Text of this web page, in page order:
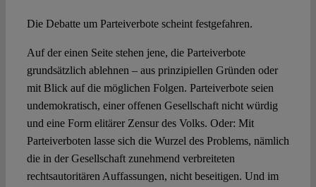
Die Debatte um Parteiverbote scheint festgefahren.
Auf der einen Seite stehen jene, die Parteiverbote
grundsätzlich ablehnen – aus prinzipiellen Gründen oder
mit Blick auf die möglichen Folgen. Parteiverbote seien
undemokratisch, einer offenen Gesellschaft nicht würdig
und eine Form elitärer Zensur des Volks. Oder: Mit
Parteiverboten lasse sich die Wurzel des Problems, nämlich
die in der Gesellschaft zunehmend verbreiteten
rechtsautoritären Auffassungen, nicht beseitigen. Und im